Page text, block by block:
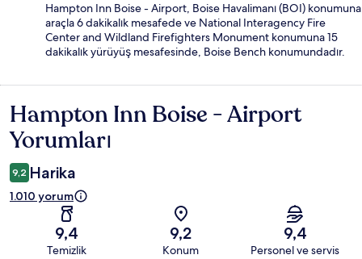
Hampton Inn Boise - Airport, Boise Havalimanı (BOI) konumuna
araçla 6 dakikalık mesafede ve National Interagency Fire
Center and Wildland Firefighters Monument konumuna 15
dakikalık yürüyüş mesafesinde, Boise Bench konumundadır.
Yorumlar
Hampton Inn Boise - Airport
Yorumları
9,2 Harika
1.010 yorum
9,4
Temizlik
9,2
Konum
9,4
Personel ve servis